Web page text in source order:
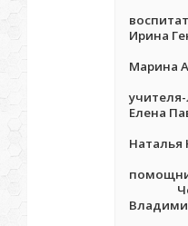
Ирина
Марина
Елена
Наталья